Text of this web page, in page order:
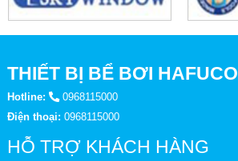
THIẾT BỊ BỂ BƠI HAFUCO
Hotline:
0968115000
Điện thoại: 0968115000
HỖ TRỢ KHÁCH HÀNG